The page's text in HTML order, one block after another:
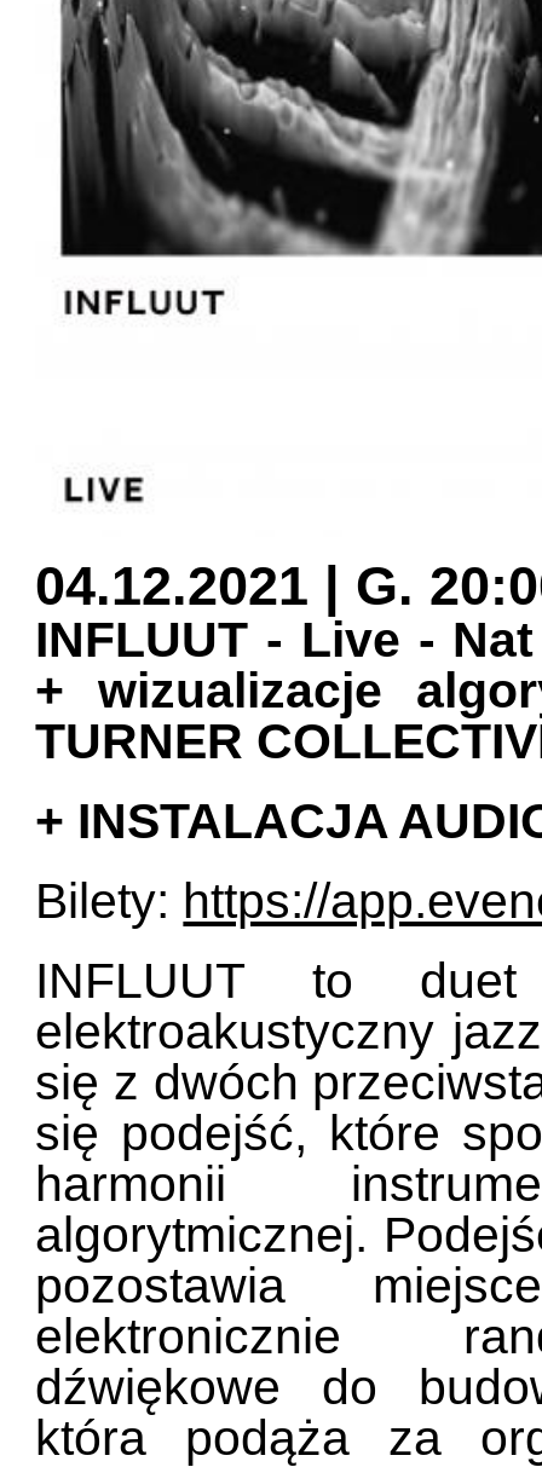
04.12.2021 | G.
INFLUUT - Live -
+ wizualizacje
TURNER
+ INSTALACJA
Bilety: https://
INFLUUT to
elektroakustyczny
się z dwóch
się podejść, które
harmonii
algorytmicznej.
pozostawia
elektronicznie
dźwiękowe do
która podąża za